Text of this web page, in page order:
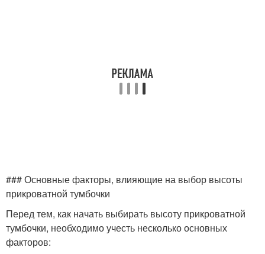
### Основные факторы, влияющие на выбор высоты
прикроватной тумбочки
Перед тем, как начать выбирать высоту прикроватной
тумбочки, необходимо учесть несколько основных
факторов: